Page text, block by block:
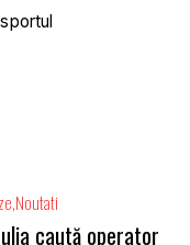
Noutati
caută operator